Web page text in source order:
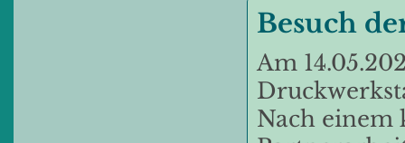
Besuch
Am
Nach einem